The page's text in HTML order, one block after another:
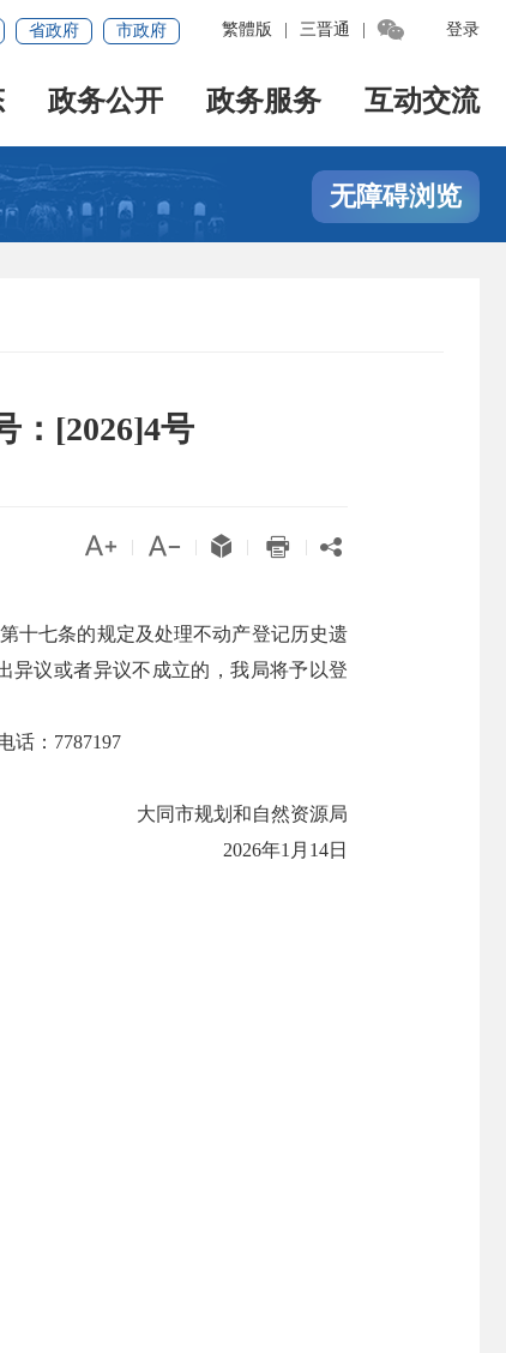
登录
繁體版 三晋通 
省政府 市政府
政务公开 政务服务 互动交流
无障碍浏览
：[2026]4号
    
十七条的规定及处理不动产登记历史遗
异议或者异议不成立的，我局将予以登
话：7787197
大同市规划和自然资源局
2026年1月14日